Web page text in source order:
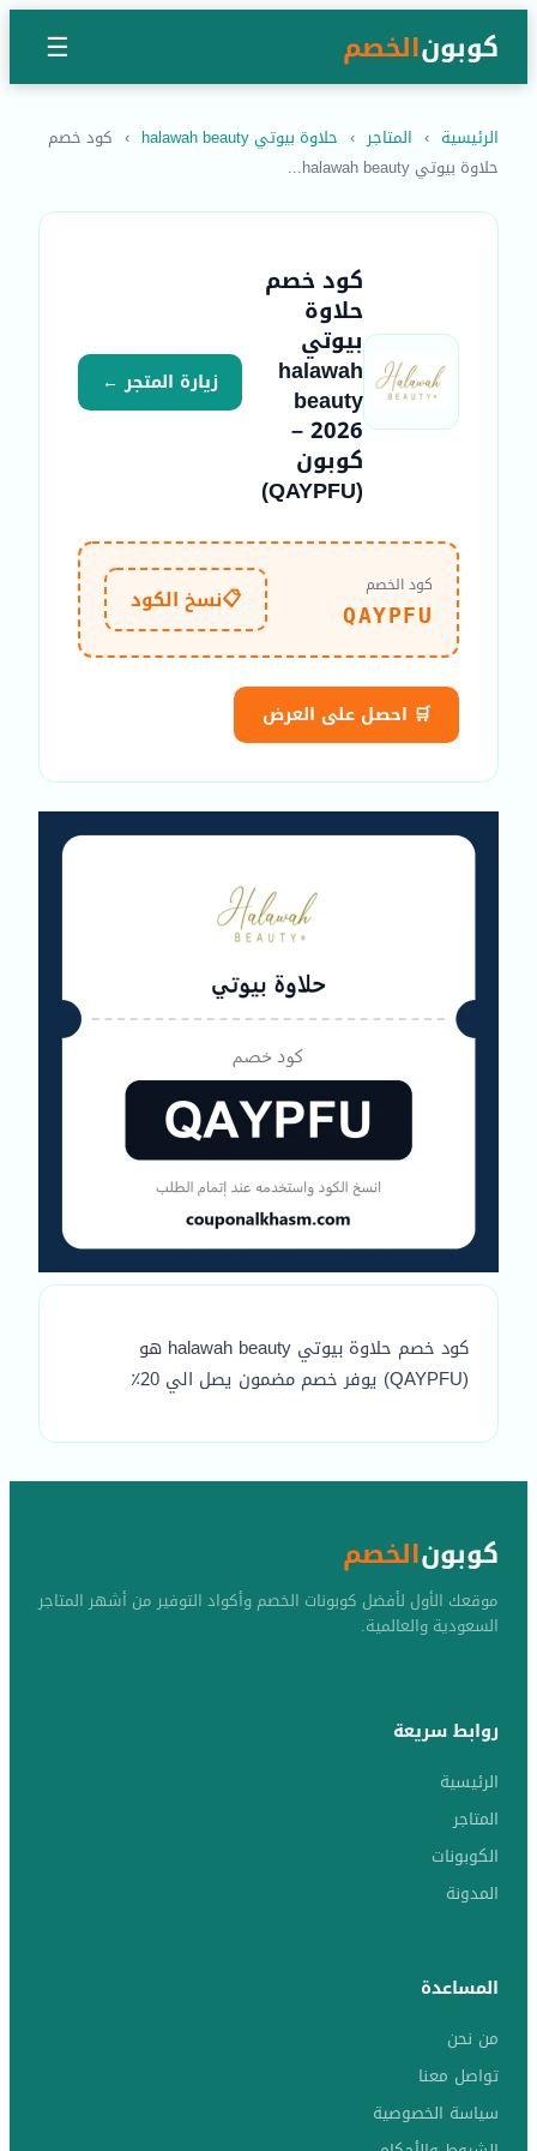
كوبونالخصم ☰
الرئيسية › المتاجر › حلاوة بيوتي halawah beauty › كود خصم
حلاوة بيوتي halawah beauty...
كود خصم
حلاوة
بيوتي
halawah
beauty
2026 –
كوبون
(QAYPFU)
زيارة المتجر ←
كود الخصم
QAYPFU
📋نسخ الكود
🛒 احصل على العرض
كود خصم حلاوة بيوتي halawah beauty هو
(QAYPFU) يوفر خصم مضمون يصل الي 20٪
كوبونالخصم
موقعك الأول لأفضل كوبونات الخصم وأكواد التوفير من أشهر المتاجر
السعودية والعالمية.
روابط سريعة
الرئيسية
المتاجر
الكوبونات
المدونة
المساعدة
من نحن
تواصل معنا
سياسة الخصوصية